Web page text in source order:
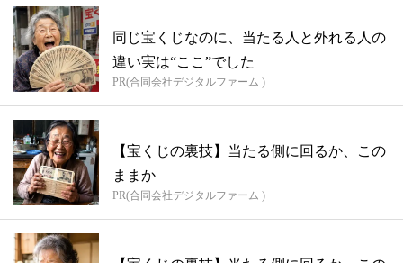
同じ宝くじなのに、当たる人と外れる人の
違い実は“ここ”でした
PR(合同会社デジタルファーム )
【宝くじの裏技】当たる側に回るか、この
ままか
PR(合同会社デジタルファーム )